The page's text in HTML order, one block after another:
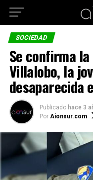
SOCIEDAD
Se confirma
Villalobo, la
desaparecida
Publicado hace 3
Por Aionsur.com